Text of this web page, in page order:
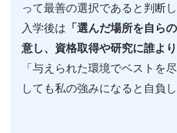
って最善の選択であると判断
入学後は 「選んだ場所を自ら
意し、資格取得や研究に誰よ
「与えられた環境でベストを
しても私の強みになると自負し